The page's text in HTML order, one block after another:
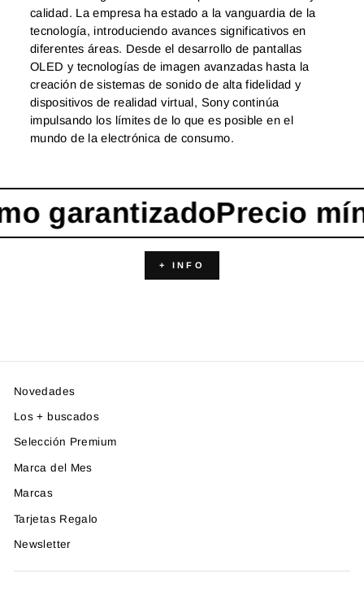
calidad. La empresa ha estado a la vanguardia de la
tecnología, introduciendo avances significativos en
diferentes áreas. Desde el desarrollo de pantallas
OLED y tecnologías de imagen avanzadas hasta la
creación de sistemas de sonido de alta fidelidad y
dispositivos de realidad virtual, Sony continúa
impulsando los límites de lo que es posible en el
mundo de la electrónica de consumo.
garantizadoPrecio
+ INFO
Novedades
Los + buscados
Selección Premium
Marca del Mes
Marcas
Tarjetas Regalo
Newsletter